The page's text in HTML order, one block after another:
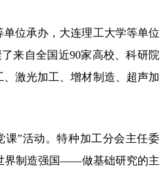
位承办，大连理工大学等单位
来自全国近90家高校、科研院
激光加工、增材制造、超声加
课”活动。特种加工分会主任委
界制造强国——做基础研究的主